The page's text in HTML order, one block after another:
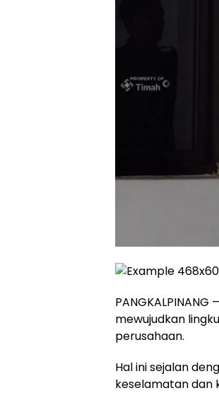
PANGKALPINANG
mewujudkan
perusahaan.
Hal ini sejalan
keselamatan dan